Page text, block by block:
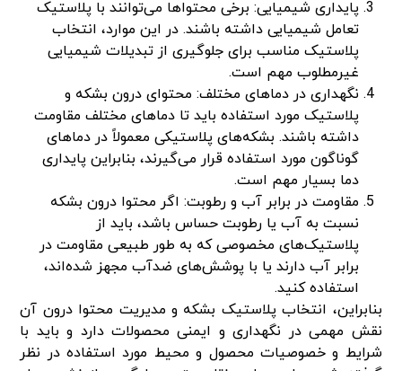
پایداری شیمیایی: برخی محتواها می‌توانند با پلاستیک
تعامل شیمیایی داشته باشند. در این موارد، انتخاب
پلاستیک مناسب برای جلوگیری از تبدیلات شیمیایی
غیرمطلوب مهم است.
نگهداری در دماهای مختلف: محتوای درون بشکه و
پلاستیک مورد استفاده باید تا دماهای مختلف مقاومت
داشته باشند. بشکه‌های پلاستیکی معمولاً در دماهای
گوناگون مورد استفاده قرار می‌گیرند، بنابراین پایداری
دما بسیار مهم است.
مقاومت در برابر آب و رطوبت: اگر محتوا درون بشکه
نسبت به آب یا رطوبت حساس باشد، باید از
پلاستیک‌های مخصوصی که به طور طبیعی مقاومت در
برابر آب دارند یا با پوشش‌های ضدآب مجهز شده‌اند،
استفاده کنید.
بنابراین، انتخاب پلاستیک بشکه و مدیریت محتوا درون آن
نقش مهمی در نگهداری و ایمنی محصولات دارد و باید با
شرایط و خصوصیات محصول و محیط مورد استفاده در نظر